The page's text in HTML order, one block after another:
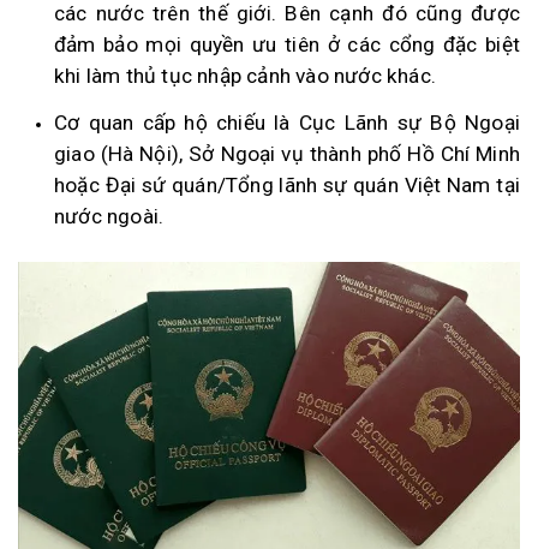
các nước trên thế giới. Bên cạnh đó cũng được
đảm bảo mọi quyền ưu tiên ở các cổng đặc biệt
khi làm thủ tục nhập cảnh vào nước khác.
Cơ quan cấp hộ chiếu là Cục Lãnh sự Bộ Ngoại
giao (Hà Nội), Sở Ngoại vụ thành phố Hồ Chí Minh
hoặc Đại sứ quán/Tổng lãnh sự quán Việt Nam tại
nước ngoài.